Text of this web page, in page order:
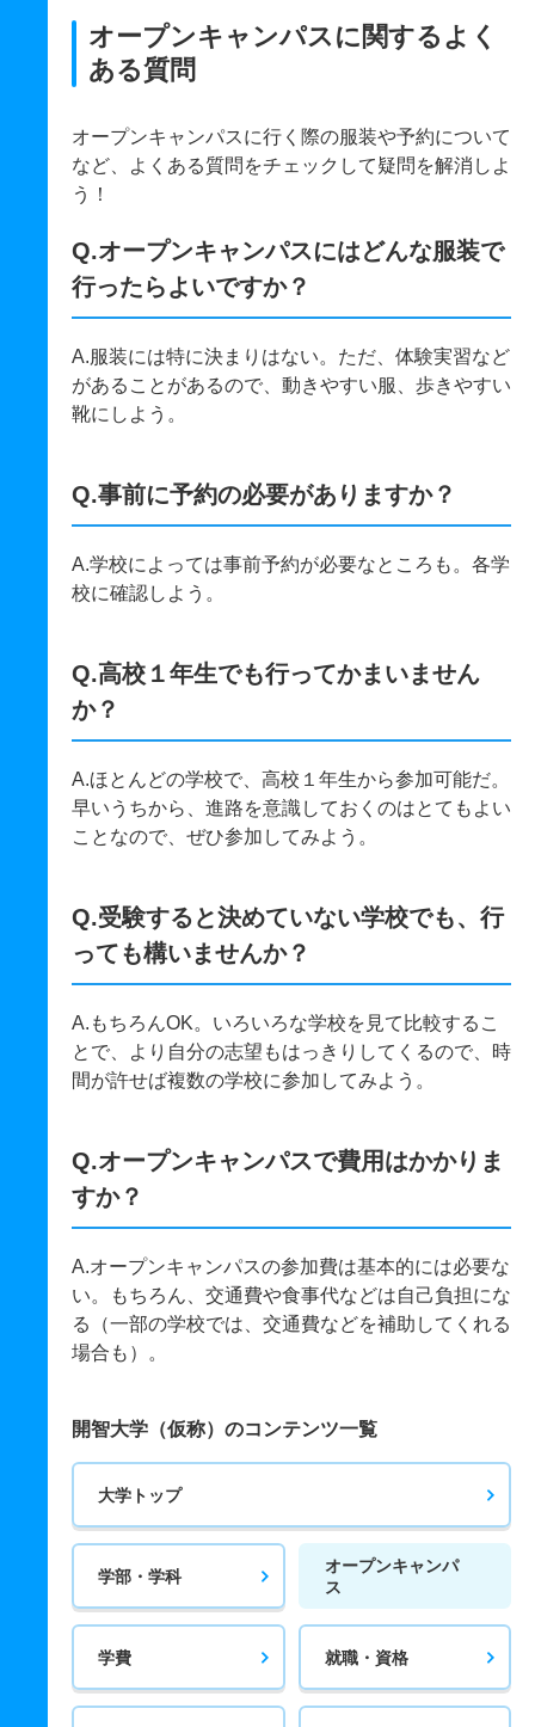
オープンキャンパスに関するよく
ある質問
オープンキャンパスに行く際の服装や予約について
など、よくある質問をチェックして疑問を解消しよ
う！
Q.オープンキャンパスにはどんな服装で
行ったらよいですか？
A.服装には特に決まりはない。ただ、体験実習など
があることがあるので、動きやすい服、歩きやすい
靴にしよう。
Q.事前に予約の必要がありますか？
A.学校によっては事前予約が必要なところも。各学
校に確認しよう。
Q.高校１年生でも行ってかまいません
か？
A.ほとんどの学校で、高校１年生から参加可能だ。
早いうちから、進路を意識しておくのはとてもよい
ことなので、ぜひ参加してみよう。
Q.受験すると決めていない学校でも、行
っても構いませんか？
A.もちろんOK。いろいろな学校を見て比較するこ
とで、より自分の志望もはっきりしてくるので、時
間が許せば複数の学校に参加してみよう。
Q.オープンキャンパスで費用はかかりま
すか？
A.オープンキャンパスの参加費は基本的には必要な
い。もちろん、交通費や食事代などは自己負担にな
る（一部の学校では、交通費などを補助してくれる
場合も）。
開智大学（仮称）のコンテンツ一覧
大学トップ
学部・学科
オープンキャンパ
ス
学費 就職・資格